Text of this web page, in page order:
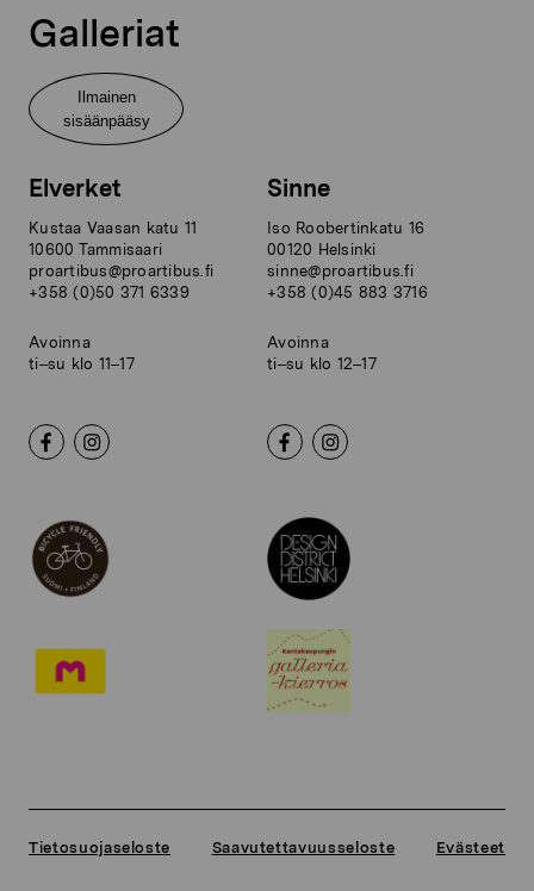
Galleriat
Ilmainen
sisäänpääsy
Elverket
Kustaa Vaasan katu 11
10600 Tammisaari
proartibus@proartibus.fi
+358 (0)50 371 6339
Avoinna
ti–su klo 11–17
Sinne
Iso Roobertinkatu 16
00120 Helsinki
sinne@proartibus.fi
+358 (0)45 883 3716
Avoinna
ti–su klo 12–17
Tietosuojaseloste Saavutettavuusseloste Evästeet